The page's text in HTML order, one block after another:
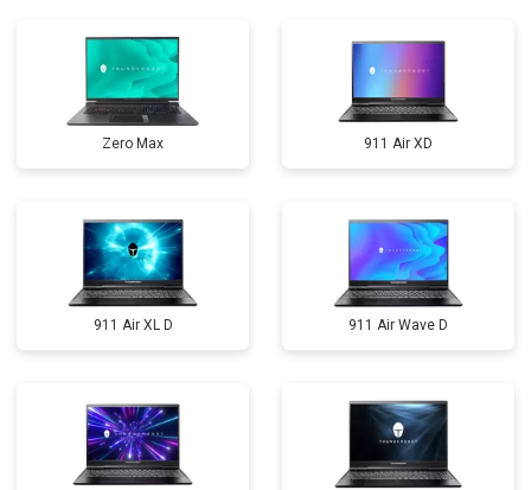
Zero Max 911 Air XD
911 Air XL D 911 Air Wave D